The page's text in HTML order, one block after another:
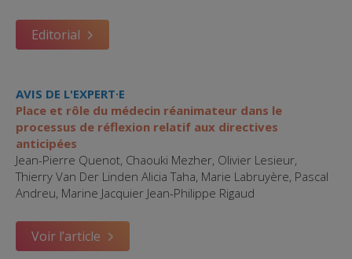
Editorial
AVIS DE L'EXPERT·E
Place et rôle du médecin réanimateur dans le
processus de réflexion relatif aux directives
anticipées
Jean-Pierre Quenot, Chaouki Mezher, Olivier Lesieur,
Thierry Van Der Linden Alicia Taha, Marie Labruyère, Pascal
Andreu, Marine Jacquier Jean-Philippe Rigaud
Voir l’article